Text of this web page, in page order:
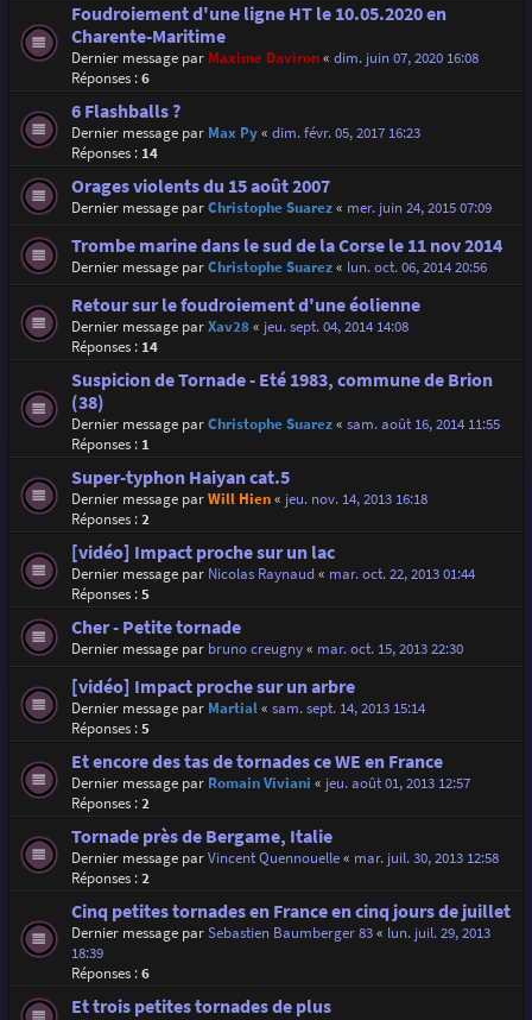
Foudroiement d'une ligne HT le 10.05.2020 en
Charente-Maritime
Dernier message par Maxime Daviron« dim. juin 07, 2020 16:08
Réponses :6
6 Flashballs ?
Dernier message par Max Py« dim. févr. 05, 2017 16:23
Réponses : 14
Orages violents du 15 août 2007
Dernier message parChristophe Suarez« mer. juin 24, 2015 07:09
Trombe marine dans le sud de la Corse le 11 nov 2014
Dernier message parChristophe Suarez« lun. oct. 06, 2014 20:56
Retour sur le foudroiement d'une éolienne
Dernier message parXav28« jeu. sept. 04, 2014 14:08
Réponses : 14
Suspicion de Tornade - Eté 1983, commune de Brion
(38)
Dernier message parChristophe Suarez« sam. août 16, 2014 11:55
Réponses : 1
Super-typhon Haiyan cat.5
Dernier message parWill Hien« jeu. nov. 14, 2013 16:18
Réponses :2
[vidéo] Impact proche sur un lac
Dernier message par Nicolas Raynaud« mar. oct. 22, 2013 01:44
Réponses :5
Cher - Petite tornade
Dernier message par bruno creugny« mar. oct. 15, 2013 22:30
[vidéo] Impact proche sur un arbre
Dernier message par Martial« sam. sept. 14, 2013 15:14
Réponses :5
Et encore des tas de tornades ce WE en France
Dernier message par Romain Viviani « jeu. août 01, 2013 12:57
Réponses :2
Tornade près de Bergame, Italie
Dernier message parVincent Quennouelle« mar. juil. 30, 2013 12:58
Réponses :2
Cinq petites tornades en France en cinq jours de juillet
Dernier message parSebastien Baumberger 83« lun. juil. 29, 2013
18:39
Réponses :6
Et trois petites tornades de plus